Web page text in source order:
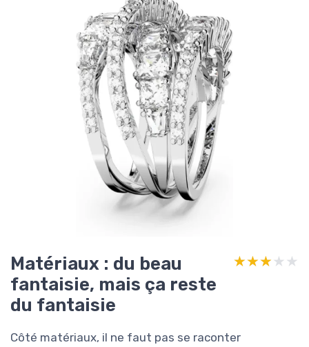
Matériaux : du beau
fantaisie, mais ça reste
du fantaisie
★★★★★
★★★★★
Côté matériaux, il ne faut pas se raconter